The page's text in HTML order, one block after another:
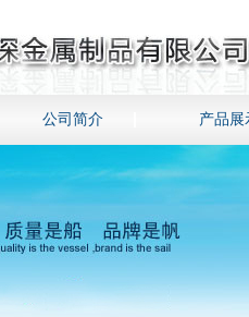
公司简介 产品展